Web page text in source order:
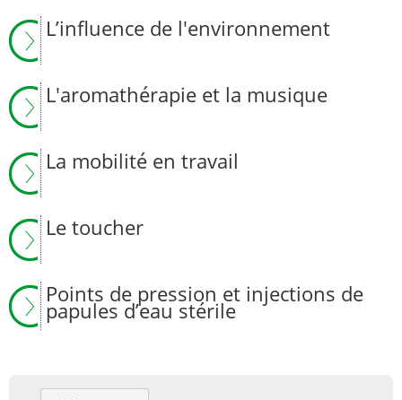
L’influence de l'environnement
L'aromathérapie et la musique
La mobilité en travail
Le toucher
Points de pression et injections de
papules d’eau stérile